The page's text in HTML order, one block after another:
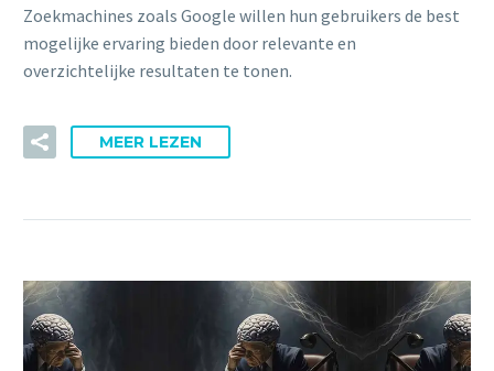
Zoekmachines zoals Google willen hun gebruikers de best
mogelijke ervaring bieden door relevante en
overzichtelijke resultaten te tonen.
MEER LEZEN